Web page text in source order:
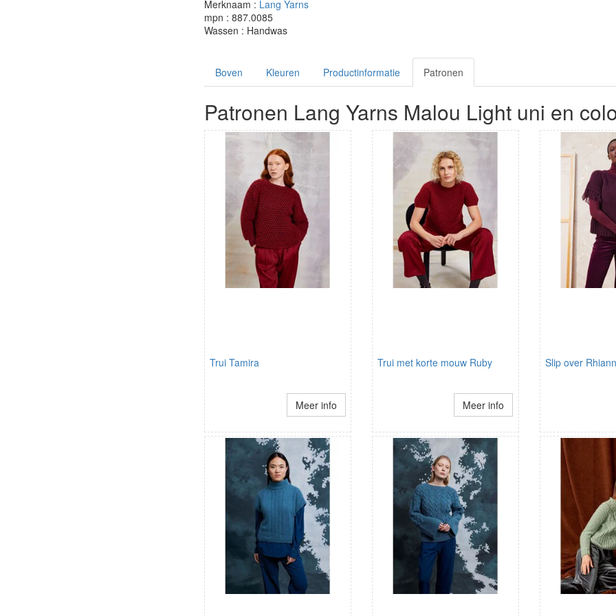
Merknaam : Lang Yarns
mpn : 887.0085
Wassen : Handwas
Boven Kleuren Productinformatie Patronen
Patronen Lang Yarns Malou Light uni en
Trui Tamira
Meer info
Trui met korte mouw Ruby
Meer info
Slip over